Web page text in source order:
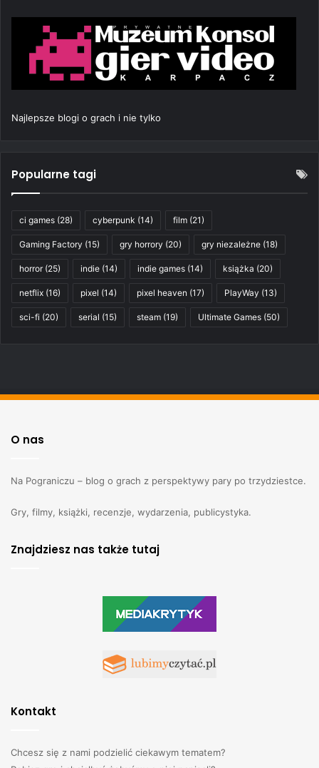
Najlepsze blogi o grach i nie tylko
Popularne tagi
ci games (28) cyberpunk (14) film (21)
Gaming Factory (15) gry horrory (20) gry niezależne (18)
horror(25) indie (14) indie games (14) książka (20)
netflix (16) pixel (14) pixel heaven (17) PlayWay (13)
sci-fi (20) serial (15) steam (19) Ultimate Games (50)
O nas
Na Pograniczu – blog o grach z perspektywy pary po trzydziestce.
Gry, filmy, książki, recenzje, wydarzenia, publicystyka.
Znajdziesz nas także tutaj
Kontakt
Chcesz się z nami podzielić ciekawym tematem?